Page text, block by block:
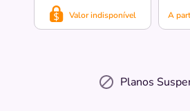
Valor indisponível A
Planos